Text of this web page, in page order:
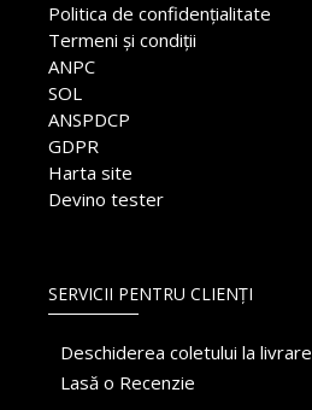
Politica de confidențialitate
Termeni și condiții
ANPC
SOL
ANSPDCP
GDPR
Harta site
Devino tester
SERVICII PENTRU CLIENȚI
Deschiderea coletului la livrare
Lasă o Recenzie